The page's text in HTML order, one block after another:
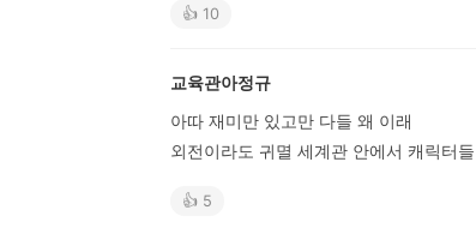
👍 10
교육관아정규
아따 재미만 있고만 다들 왜 이래
외전이라도 귀멸 세계관 안에서 캐릭터
👍 5